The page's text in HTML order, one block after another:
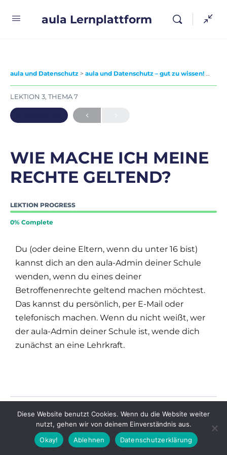
aula Lernplattform
aula und Datenschutz aula und Datenschutz – gut zu wissen!
LEKTION 3, THEMA 7
WIE MACHE ICH MEINE
RECHTE GELTEND?
LEKTION PROGRESS
0% Complete
Du (oder deine Eltern, wenn du unter 16 bist)
kannst dich an den aula-Admin deiner Schule
wenden, wenn du eines deiner
Betroffenenrechte geltend machen möchtest.
Das kannst du persönlich, per E-Mail oder
telefonisch machen. Wenn du nicht weißt, wer
der aula-Admin deiner Schule ist, wende dich
zunächst an eine Lehrkraft.
Diese Website benutzt Cookies. Wenn du die Website weiter
nutzt, gehen wir von deinem Einverständnis aus.
Okay!
Ablehnen Datenschutzerklärung